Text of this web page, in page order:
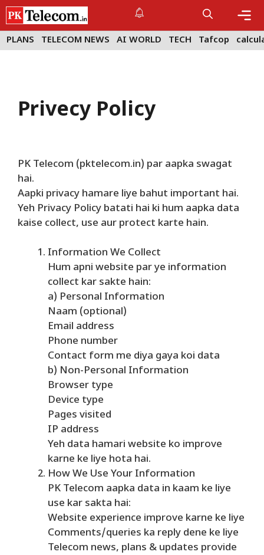
Skip
to
content
PLANS TELECOM NEWS AI WORLD TECH Tafcop
Privecy Policy
PK Telecom (pktelecom.in) par aapka swagat
hai.
Aapki privacy hamare liye bahut important hai.
Yeh Privacy Policy batati hai ki hum aapka data
kaise collect, use aur protect karte hain.
Information We Collect
Hum apni website par ye information
collect kar sakte hain:
a) Personal Information
Naam (optional)
Email address
Phone number
Contact form me diya gaya koi data
b) Non-Personal Information
Browser type
Device type
Pages visited
IP address
Yeh data hamari website ko improve
karne ke liye hota hai.
How We Use Your Information
PK Telecom aapka data in kaam ke liye
use kar sakta hai:
Website experience improve karne ke liye
Comments/queries ka reply dene ke liye
Telecom news, plans & updates provide